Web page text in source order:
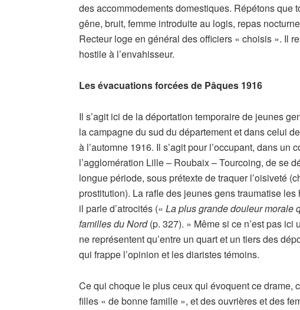
des accommodements domestiques. Répétons que
gêne, bruit, femme introduite au logis, repas
Recteur loge en général des officiers « choisis ». Il
hostile à l’envahisseur.
Les évacuations forcées de Pâques 1916
Il s’agit ici de la déportation temporaire de jeunes
la campagne du sud du département et dans celui
à l’automne 1916. Il s’agit pour l’occupant, dans un
l’agglomération Lille – Roubaix – Tourcoing, de se
longue période, sous prétexte de traquer l’oisiveté
prostitution). La rafle des jeunes gens traumatise
il parle d’atrocités («La plus grande douleur morale
familles du Nord(p. 327). » Même si ce n’est pas
ne représentent qu’entre un quart et un tiers des
qui frappe l’opinion et les diaristes témoins.
Ce qui choque le plus ceux qui évoquent ce drame,
filles « de bonne famille », et des ouvrières et des